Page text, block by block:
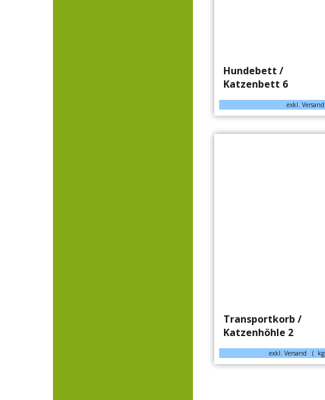
Hundebett /
Katzenbett 6
exkl. Versand
Transportkorb /
Katzenhöhle 2
exkl. Versand kg